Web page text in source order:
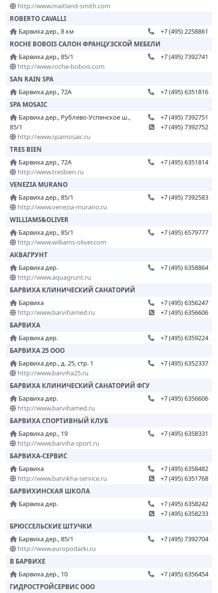
http://www.maitland-smith.com
ROBERTO CAVALLI
Барвиха дер., 8 км
+7 (495) 2258861
ROCHE BOBOIS САЛОН ФРАНЦУЗСКОЙ МЕБЕЛИ
Барвиха дер., 85/1
http://www.roche-bobois.com
+7 (495) 7392741
SAN RAIN SPA
Барвиха дер., 72А
+7 (495) 6351816
SPA MOSAIC
Барвиха дер., Рублево-Успенское ш.,
85/1
http://www.spamosaic.ru
+7 (495) 7392751
+7 (495) 7392752
TRES BIEN
Барвиха дер., 72А
http://www.tresbien.ru
+7 (495) 6351814
VENEZIA MURANO
Барвиха дер., 85/1
http://www.venezia-murano.ru
+7 (495) 7392583
WILLIAMS&OLIVER
Барвиха дер., 85/1
http://www.williams-oliver.com
+7 (495) 6579777
АКВАГРУНТ
Барвиха дер.
http://www.aquagrunt.ru
+7 (495) 6358864
БАРВИХА КЛИНИЧЕСКИЙ САНАТОРИЙ
Барвиха
http://www.barvihamed.ru
+7 (495) 6356247
+7 (495) 6356606
БАРВИХА
Барвиха дер.
+7 (495) 6359224
БАРВИХА 25 ООО
Барвиха дер., д. 25, стр. 1
http://www.barviha25.ru
+7 (495) 6352337
БАРВИХА КЛИНИЧЕСКИЙ САНАТОРИЙ ФГУ
Барвиха дер.
http://www.barvihamed.ru
+7 (495) 6356606
БАРВИХА СПОРТИВНЫЙ КЛУБ
Барвиха дер., 19
http://www.barviha-sport.ru
+7 (495) 6358331
БАРВИХА-СЕРВИС
Барвиха
http://www.barvikha-service.ru
+7 (495) 6358482
+7 (495) 6351768
БАРВИХИНСКАЯ ШКОЛА
Барвиха дер.
+7 (495) 6358242
+7 (495) 6358233
БРЮССЕЛЬСКИЕ ШТУЧКИ
Барвиха дер., 85/1
http://www.europodarki.ru
+7 (495) 7392704
В БАРВИХЕ
Барвиха дер., 10
+7 (495) 6356454
ГИДРОСТРОЙСЕРВИС ООО